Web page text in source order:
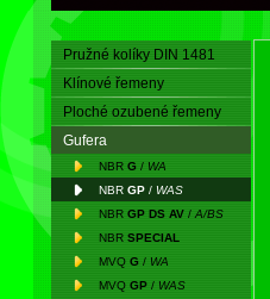
Pružné kolíky DIN 1481
Klínové řemeny
Ploché ozubené řemeny
Gufera
NBR G / WA
NBR GP / WAS
NBR GP DS AV / A/BS
NBR SPECIAL
MVQ G / WA
MVQ GP / WAS